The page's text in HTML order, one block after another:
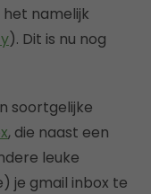
namelijk
). Dit is nu nog
soortgelijke
, die naast een
leuke
je gmail inbox te